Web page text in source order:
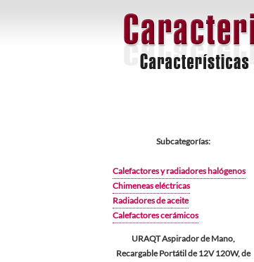
Subcategorías:
Calefactores y radiadores halógenos
Chimeneas eléctricas
Radiadores de aceite
Calefactores cerámicos
URAQT Aspirador de Mano,
Recargable Portátil de 12V 120W, de